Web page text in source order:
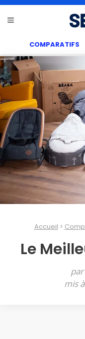
au Menu
COMPARATIFS
Accueil
Le
par
mis